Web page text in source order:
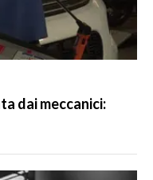
dai meccanici: